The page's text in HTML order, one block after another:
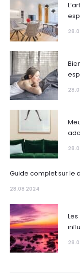
Guide complet sur le
28.08 2024